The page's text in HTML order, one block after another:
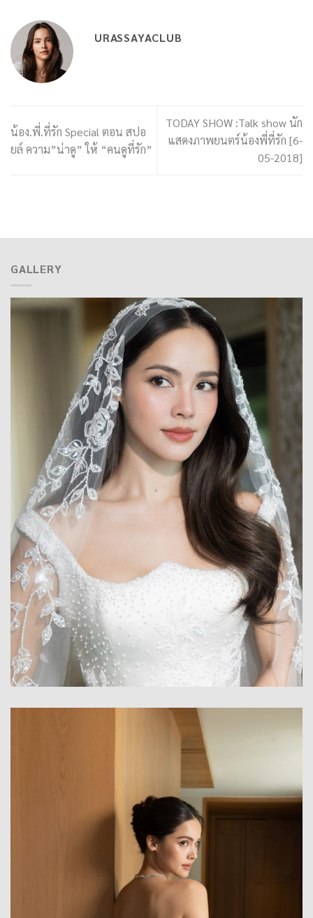
URASSAYACLUB
น้อง.พี่.ที่รัก Special ตอน สปอ
ยล์ ความ”น่าดู” ให้ “คนดูที่รัก”
TODAY SHOW :Talk show นัก
แสดงภาพยนตร์น้องพี่ที่รัก [6-
05-2018]
GALLERY